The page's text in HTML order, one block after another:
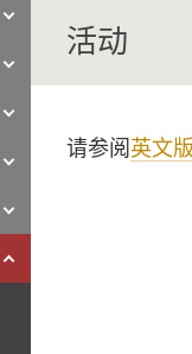
活动
请参阅英文